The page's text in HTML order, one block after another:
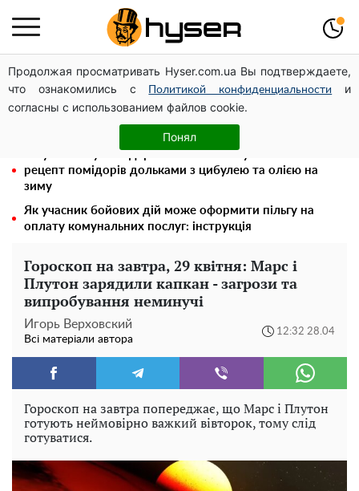
Продолжая просматривать Hyser.com.ua Вы подтверждаете,
что ознакомились с
Политикой конфиденциальности
и
согласны с использованием файлов cookie.
Понял
Посол ОБСЄ вдруге відвідав місце російського удару
по житловому будинку на Подолі
Олена Тополя злив відео – це далеко не все: фронтмен
"Антитіла" Тарас Тополя став наступним
рецепт помідорів дольками з цибулею та олією на
зиму
Як учасник бойових дій може оформити пільгу на
оплату комунальних послуг: інструкція
Гороскоп на завтра, 29 квітня: Марс і
Плутон зарядили капкан - загрози та
випробування неминучі
Игорь Верховский
Всі матеріали автора
12:32 28.04
Гороскоп на завтра попереджає, що Марс і Плутон
готують неймовірно важкий вівторок, тому слід
готуватися.